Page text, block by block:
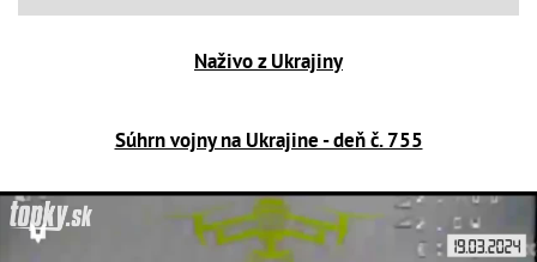
Naživo z Ukrajiny
Súhrn vojny na Ukrajine - deň č. 755